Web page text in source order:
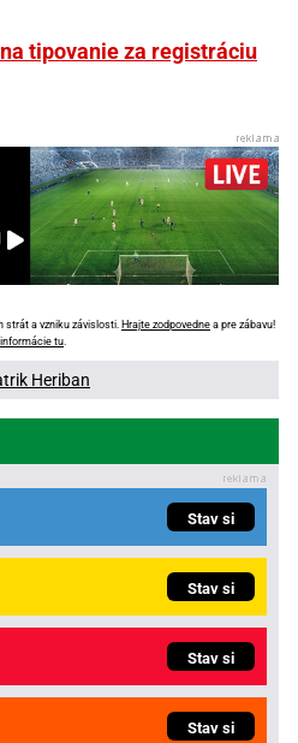
tipovanie za registráciu
strát a vzniku závislosti. Hrajte zodpovedne a pre zábavu!
informácie tu
Heriban
Stav si
Stav si
Stav si
Stav si